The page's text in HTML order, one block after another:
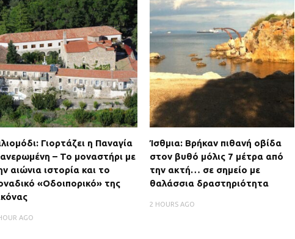
Γιορτάζει η Παναγία
– Το μοναστήρι με
αιώνια ιστορία και το
«Οδοιπορικό» της
AGO
Ίσθμια: Βρήκαν πιθανή οβίδα
στον βυθό μόλις 7 μέτρα από
την ακτή… σε σημείο με
θαλάσσια δραστηριότητα
2 HOURS AGO